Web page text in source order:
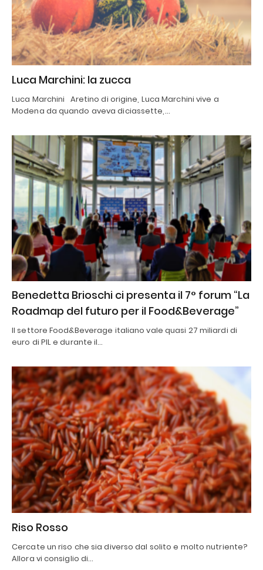
Luca Marchini: la zucca
Luca Marchini Aretino di origine, Luca Marchini vive a
Modena da quando aveva diciassette,…
Benedetta Brioschi ci presenta il 7° forum “La
Roadmap del futuro per il Food&Beverage”
Il settore Food&Beverage italiano vale quasi 27 miliardi di
euro di PIL e durante il…
Riso Rosso
Cercate un riso che sia diverso dal solito e molto nutriente?
Allora vi consiglio di…